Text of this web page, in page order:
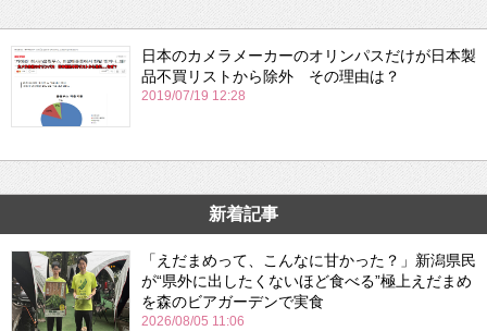
日本のカメラメーカーのオリンパスだけが日本製
品不買リストから除外 その理由は？
2019/07/19 12:28
新着記事
「えだまめって、こんなに甘かった？」新潟県民
が“県外に出したくないほど食べる”極上えだまめ
を森のビアガーデンで実食
2026/08/05 11:06